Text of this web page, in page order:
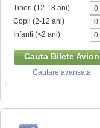
Tineri (12-18 ani)
Copii (2-12 ani)
Infanti (<2 ani)
Cauta Bilete Avion
Cautare avansata